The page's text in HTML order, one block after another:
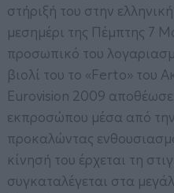
στήριξή του στην
μεσημέρι της Πέμπτης 7
προσωπικό του
βιολί του το «Ferto» του
Eurovision 2009
εκπροσώπου μέσα από
προκαλώντας
κίνησή του έρχεται τη
συγκαταλέγεται στα